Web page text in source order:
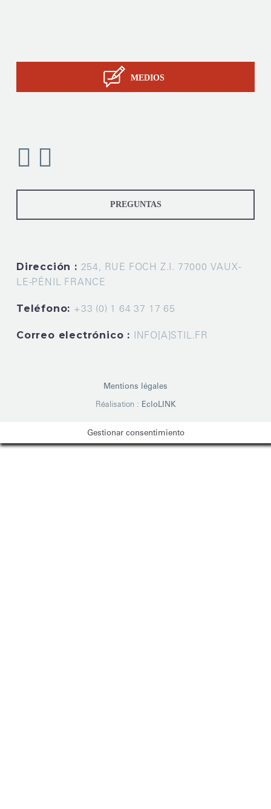
MEDIOS
PREGUNTAS
Dirección : 254, RUE FOCH Z.I. 77000 VAUX-
LE-PÉNIL FRANCE
Teléfono: +33 (0) 1 64 37 17 65
Correo electrónico : INFO[A]STIL.FR
Mentions légales
Réalisation : EcloLINK
Gestionar consentimiento